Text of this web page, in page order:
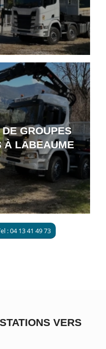
GROUPES
À LABEAUME
: 04 13 41 49 73
VERS